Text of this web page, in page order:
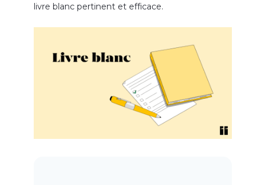
livre blanc pertinent et efficace.